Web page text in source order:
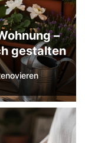
–
gestalten